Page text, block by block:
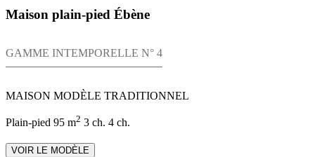
Maison plain-pied Ébène
GAMME INTEMPORELLE N° 4
MAISON MODÈLE TRADITIONNEL
Plain-pied 95 m2 3 ch. 4 ch.
VOIR LE MODÈLE